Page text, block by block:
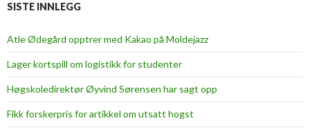
r
p
SISTE INNLEGG
Atle Ødegård opptrer med Kakao på Moldejazz
Lager kortspill om logistikk for studenter
Høgskoledirektør Øyvind Sørensen har sagt opp
Fikk forskerpris for artikkel om utsatt hogst